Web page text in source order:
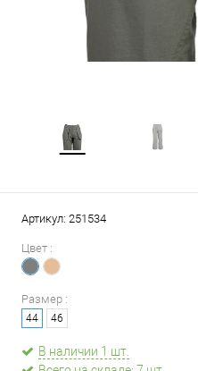
Артикул: 251534
Цвет :
Размер :
44 46
В наличии 1 шт.